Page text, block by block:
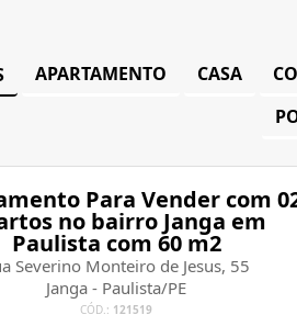
APARTAMENTO CASA
Para Vender com
no bairro Janga em
Paulista com 60 m2
Severino Monteiro de Jesus, 55
Janga - Paulista/PE
CÓD.: 121519